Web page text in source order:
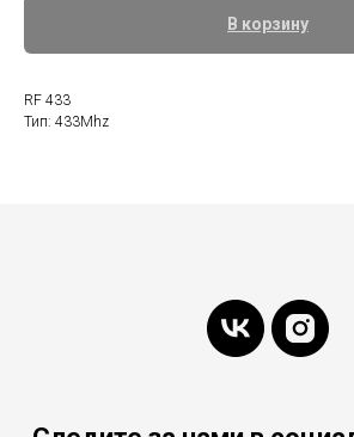
В корзину
RF 433
Тип: 433Mhz